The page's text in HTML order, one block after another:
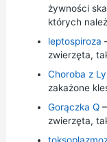
żywności
których
leptospiroza
zwierzęta,
Choroba z
zakażone
Gorączka Q–
zwierzęta,